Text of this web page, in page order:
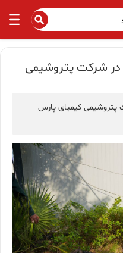
در شرکت پتروشیمی
پتروشیمی کیمیای پارس